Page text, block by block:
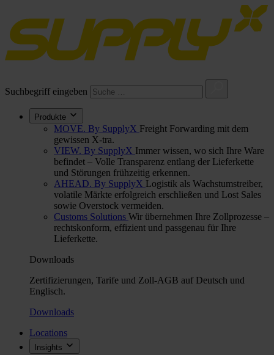
Suchbegriff eingeben
Produkte
MOVE. By SupplyX Freight Forwarding mit dem
gewissen X-tra.
VIEW. By SupplyX Immer wissen, wo sich Ihre Ware
befindet – Volle Transparenz entlang der Lieferkette
und Störungen frühzeitig erkennen.
AHEAD. By SupplyX Logistik als Wachstumstreiber,
volatile Märkte erfolgreich erschließen und Lost Sales
sowie Overstock vermeiden.
Customs Solutions Wir übernehmen Ihre Zollprozesse –
rechtskonform, effizient und passgenau für Ihre
Lieferkette.
Downloads
Zertifizierungen, Tarife und Zoll-AGB auf Deutsch und
Englisch.
Downloads
Locations
Insights